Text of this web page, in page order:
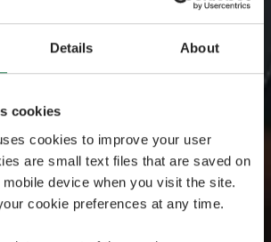
Details About
cookies
cookies to improve your user
are small text files that are saved on
device when you visit the site.
cookie preferences at any time.